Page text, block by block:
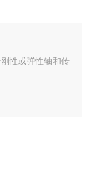
性或弹性轴和传